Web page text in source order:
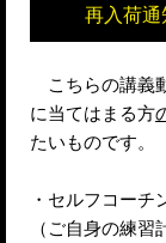
再入荷通
こちらの講義
に当てはまる方
たいものです。
・セルフコーチ
（ご自身の練